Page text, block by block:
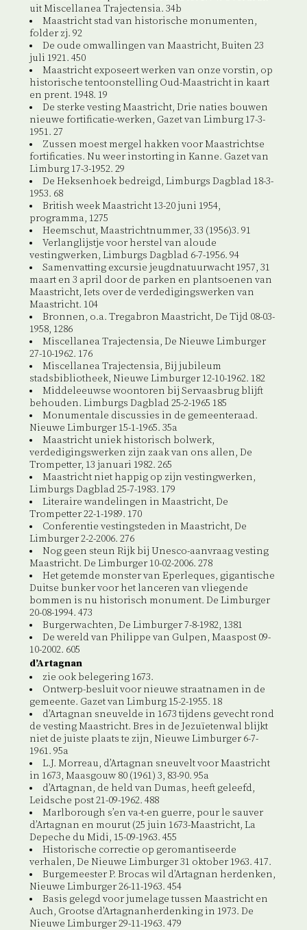
uit Miscellanea Trajectensia. 34b
Maastricht stad van historische monumenten,
folder zj. 92
De oude omwallingen van Maastricht, Buiten 23
juli 1921. 450
Maastricht exposeert werken van onze vorstin, op
historische tentoonstelling Oud-Maastricht in kaart
en prent. 1948. 19
De sterke vesting Maastricht, Drie naties bouwen
nieuwe fortificatie-werken, Gazet van Limburg 17-3-
1951. 27
Zussen moest mergel hakken voor Maastrichtse
fortificaties. Nu weer instorting in Kanne. Gazet van
Limburg 17-3-1952. 29
De Heksenhoek bedreigd, Limburgs Dagblad 18-3-
1953. 68
British week Maastricht 13-20 juni 1954,
programma, 1275
Heemschut, Maastrichtnummer, 33 (1956)3. 91
Verlanglijstje voor herstel van aloude
vestingwerken, Limburgs Dagblad 6-7-1956. 94
Samenvatting excursie jeugdnatuurwacht 1957, 31
maart en 3 april door de parken en plantsoenen van
Maastricht, Iets over de verdedigingswerken van
Maastricht. 104
Bronnen, o.a. Tregabron Maastricht, De Tijd 08-03-
1958, 1286
Miscellanea Trajectensia, De Nieuwe Limburger
27-10-1962. 176
Miscellanea Trajectensia, Bij jubileum
stadsbibliotheek, Nieuwe Limburger 12-10-1962. 182
Middeleeuwse woontoren bij Servaasbrug blijft
behouden. Limburgs Dagblad 25-2-1965 185
Monumentale discussies in de gemeenteraad.
Nieuwe Limburger 15-1-1965. 35a
Maastricht uniek historisch bolwerk,
verdedigingswerken zijn zaak van ons allen, De
Trompetter, 13 januari 1982. 265
Maastricht niet happig op zijn vestingwerken,
Limburgs Dagblad 25-7-1983. 179
Literaire wandelingen in Maastricht, De
Trompetter 22-1-1989. 170
Conferentie vestingsteden in Maastricht, De
Limburger 2-2-2006. 276
Nog geen steun Rijk bij Unesco-aanvraag vesting
Maastricht. De Limburger 10-02-2006. 278
Het getemde monster van Eperleques, gigantische
Duitse bunker voor het lanceren van vliegende
bommen is nu historisch monument. De Limburger
20-08-1994. 473
Burgerwachten, De Limburger 7-8-1982, 1381
De wereld van Philippe van Gulpen, Maaspost 09-
10-2002. 605
d’Artagnan
zie ook belegering 1673.
Ontwerp-besluit voor nieuwe straatnamen in de
gemeente. Gazet van Limburg 15-2-1955. 18
d’Artagnan sneuvelde in 1673 tijdens gevecht rond
de vesting Maastricht. Bres in de Jezuïetenwal blijkt
niet de juiste plaats te zijn, Nieuwe Limburger 6-7-
1961. 95a
L.J. Morreau, d’Artagnan sneuvelt voor Maastricht
in 1673, Maasgouw 80 (1961) 3, 83-90. 95a
d’Artagnan, de held van Dumas, heeft geleefd,
Leidsche post 21-09-1962. 488
Marlborough s’en va-t-en guerre, pour le sauver
d’Artagnan en mourut (25 juin 1673-Maastricht, La
Depeche du Midi, 15-09-1963. 455
Historische correctie op geromantiseerde
verhalen, De Nieuwe Limburger 31 oktober 1963. 417.
Burgemeester P. Brocas wil d’Artagnan herdenken,
Nieuwe Limburger 26-11-1963. 454
Basis gelegd voor jumelage tussen Maastricht en
Auch, Grootse d’Artagnanherdenking in 1973. De
Nieuwe Limburger 29-11-1963. 479